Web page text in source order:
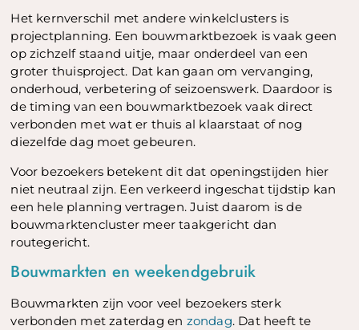
Het kernverschil met andere winkelclusters is
projectplanning. Een bouwmarktbezoek is vaak geen
op zichzelf staand uitje, maar onderdeel van een
groter thuisproject. Dat kan gaan om vervanging,
onderhoud, verbetering of seizoenswerk. Daardoor is
de timing van een bouwmarktbezoek vaak direct
verbonden met wat er thuis al klaarstaat of nog
diezelfde dag moet gebeuren.
Voor bezoekers betekent dit dat openingstijden hier
niet neutraal zijn. Een verkeerd ingeschat tijdstip kan
een hele planning vertragen. Juist daarom is de
bouwmarktencluster meer taakgericht dan
routegericht.
Bouwmarkten en weekendgebruik
Bouwmarkten zijn voor veel bezoekers sterk
verbonden met zaterdag en zondag. Dat heeft te